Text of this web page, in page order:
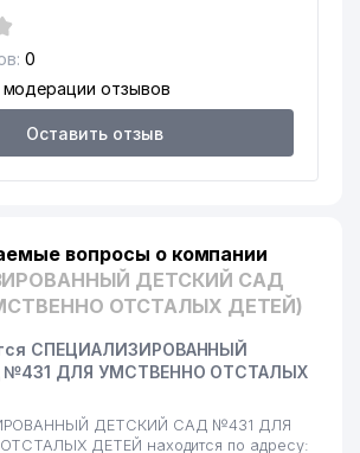
0
отзывов
Оставить отзыв
вопросы о компании
ДЕТСКИЙ САД
ОТСТАЛЫХ ДЕТЕЙ)
СПЕЦИАЛИЗИРОВАННЫЙ
ДЛЯ УМСТВЕННО ОТСТАЛЫХ
ДЕТСКИЙ САД №431 ДЛЯ
ДЕТЕЙ находится по адресу: